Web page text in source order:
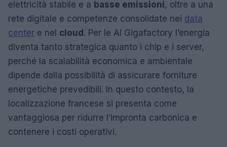
elettricità stabile e a basse emissioni, oltre a una
rete digitale e competenze consolidate nei data
center e nel cloud . Per le AI Gigafactory l’energia
diventa tanto strategica quanto i chip e i server,
perché la scalabilità economica e ambientale
dipende dalla possibilità di assicurare forniture
energetiche prevedibili. In questo contesto, la
localizzazione francese si presenta come
vantaggiosa per ridurre l’impronta carbonica e
contenere i costi operativi.